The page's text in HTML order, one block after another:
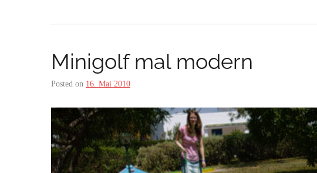
Minigolf mal modern
Posted on 16. Mai 2010